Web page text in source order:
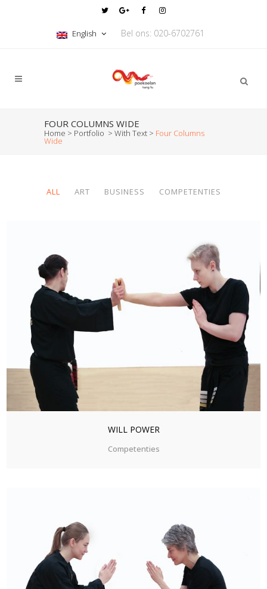
English Bel ons: 020-6702761
FOUR COLUMNS WIDE
Home > Portfolio > With Text > Four Columns
Wide
ALL ART BUSINESS COMPETENTIES
ZOOM
WILL POWER
Competenties
ZOOM VIEW